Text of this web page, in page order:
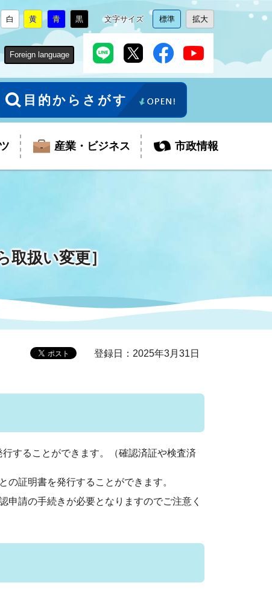
背
景
色
を
白
に
更
背
色
を
黄
に
更
背
色
を
青
に
更
背
景
黒
に
変
文字サイズ
文
字
サ
イ
を
標準
に
変
文
字
サ
イ
拡大
に
変
Foreign language
目的からさがす
ごみ・環境
人権・男女共同参画
生活保護
特
医療センター
芸術
国際・国内交流
産業・ビジネス
企業支援・起業支援
環境法令等に基づく届出
市政情報
財政
情報公開・個人情報保護
扱い変更］
登録日：2025年3月31日
することができます。（確認済証や検査済
証明書を発行することができます。
請の手続きが必要となりますのでご注意く